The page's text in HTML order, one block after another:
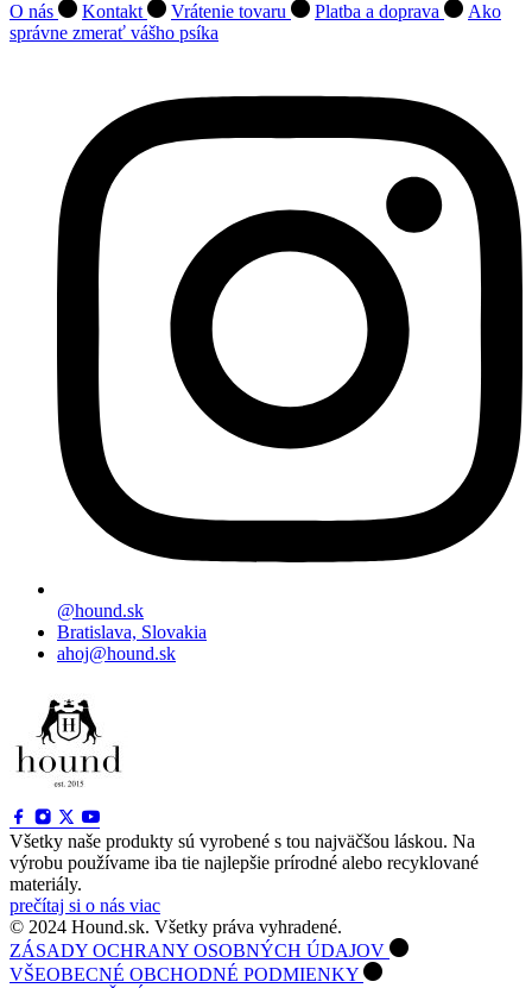
O nás
Kontakt Vrátenie tovaru Platba a doprava
Ako
správne zmerať vášho psíka
@hound.sk
Bratislava, Slovakia
ahoj@hound.sk
Všetky naše produkty sú vyrobené s tou najväčšou láskou. Na
výrobu používame iba tie najlepšie prírodné alebo recyklované
materiály.
prečítaj si o nás viac
© 2024 Hound.sk. Všetky práva vyhradené.
ZÁSADY OCHRANY OSOBNÝCH ÚDAJOV
VŠEOBECNÉ OBCHODNÉ PODMIENKY